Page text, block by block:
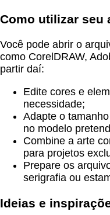
Como utilizar seu
Você pode abrir o
como CorelDRAW,
partir daí:
Edite cores e
necessidade;
Adapte o
no modelo
Combine a arte
para projetos
Prepare os
serigrafia ou
Ideias e